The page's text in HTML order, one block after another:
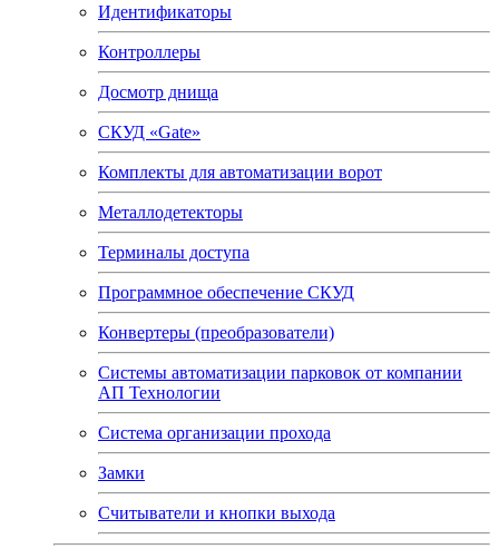
Идентификаторы
Контроллеры
Досмотр днища
СКУД «Gate»
Комплекты для автоматизации ворот
Металлодетекторы
Терминалы доступа
Программное обеспечение СКУД
Конвертеры (преобразователи)
Системы автоматизации парковок от компании
АП Технологии
Система организации прохода
Замки
Считыватели и кнопки выхода